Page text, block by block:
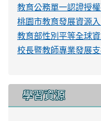
教育公務單一認證授
桃園市教育發展資源
教育部性別平等全球
校長暨教師專業發展
學習資源